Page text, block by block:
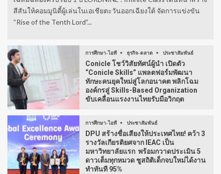
สีสันให้คอมมูนิตี้ผู้เล่นในเอเชียตะวันออกเฉียงใต้ จัดการแข่งขัน
“Rise of the Tenth Lord”...
การศึกษา-ไอที ธุรกิจ-ตลาด ประชาสัมพันธ์
Conicle โชว์วิสัยทัศน์ผู้นำ เปิดตัว
“Conicle Skills” แพลตฟอร์มพัฒนา
ทักษะคนยุคใหม่สู่โลกอนาคต พลิกโฉม
องค์กรสู่ Skills-Based Organization
ขับเคลื่อนแรงงานไทยรับมือวิกฤต
การศึกษา-ไอที ประชาสัมพันธ์
DPU สร้างชื่อเสียงให้ประเทศไทย! คว้า 3
รางวัลเกียรติยศจาก IEAC เป็น
มหาวิทยาลัยแรก พร้อมกวาดประเมิน 5
ดาวเต็มทุกหมวด ชูสถิติเด็กจบใหม่ได้งาน
ทำทันที 95%